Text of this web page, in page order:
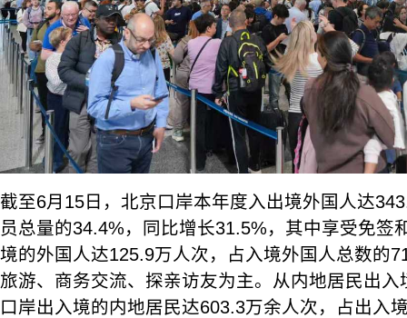
截至6月15日，北京口岸本年度入出境外国人达
员总量的34.4%，同比增长31.5%，其中享受免签
境的外国人达125.9万人次，占入境外国人总数的
旅游、商务交流、探亲访友为主。从内地居民出
口岸出入境的内地居民达603.3万余人次，占出入